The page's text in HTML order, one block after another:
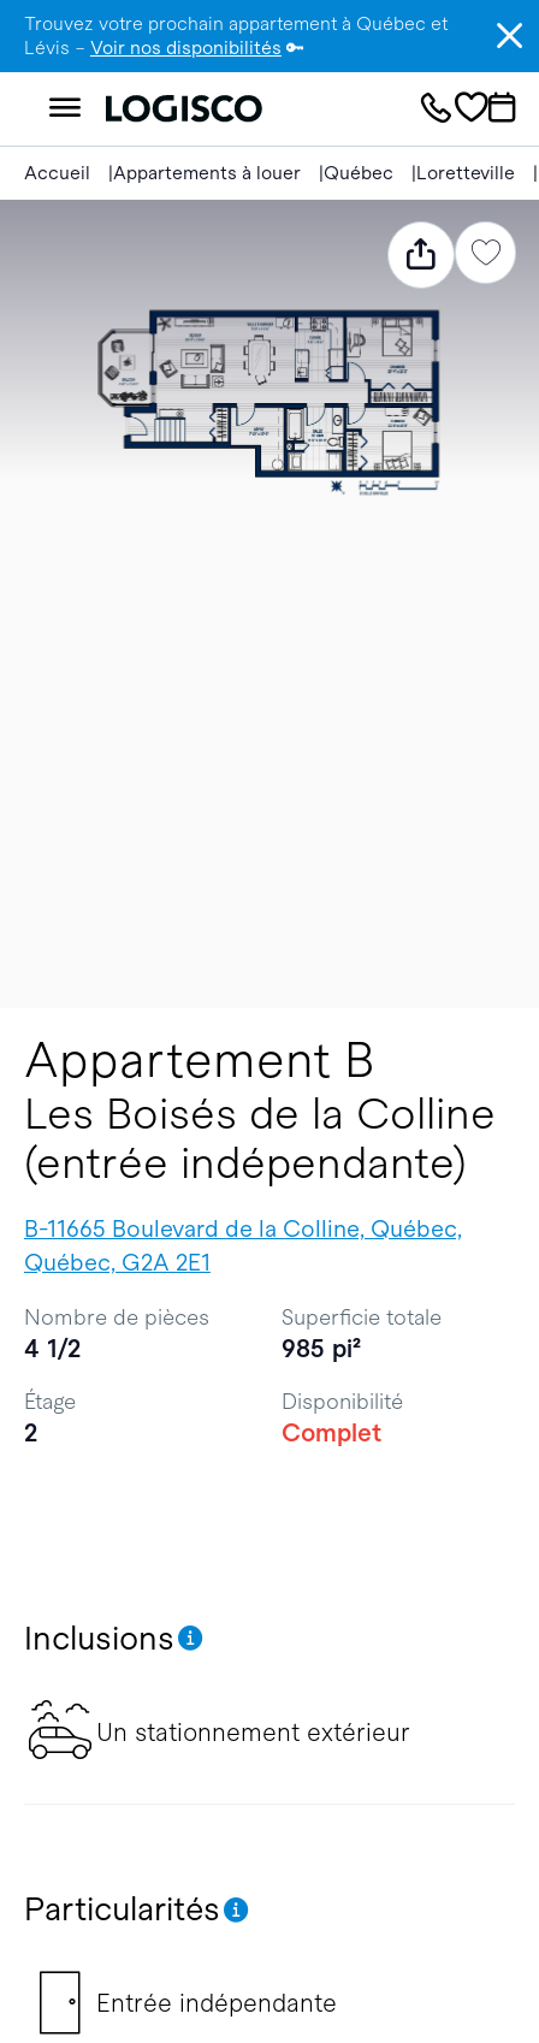
Trouvez votre prochain appartement à Québec et
Lévis – Voir nos disponibilités 🔑
Accueil Appartements à louer Québec Loretteville
Appartement B
Les Boisés de la Colline
(entrée indépendante)
B-11665 Boulevard de la Colline, Québec,
Québec, G2A 2E1
Inclusions
Un stationnement extérieur
Particularités
Entrée indépendante
Nombre de pièces
4 1/2
Superficie totale
985 pi²
Étage
2
Disponibilité
Complet